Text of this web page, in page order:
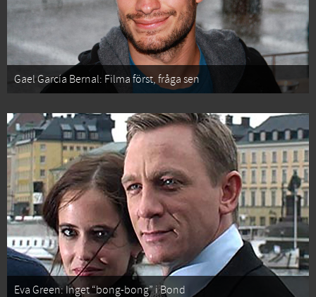
Gael García Bernal: Filma först, fråga sen
Eva Green: Inget “bong-bong” i Bond